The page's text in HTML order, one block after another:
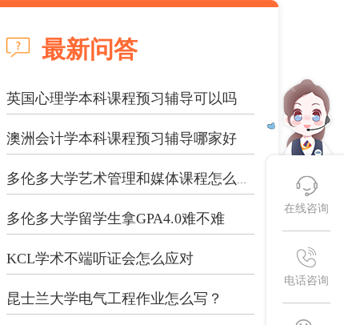
最新问答
英国心理学本科课程预习辅导可以吗
澳洲会计学本科课程预习辅导哪家好
多伦多大学艺术管理和媒体课程怎么预习...
多伦多大学留学生拿GPA4.0难不难
KCL学术不端听证会怎么应对
昆士兰大学电气工程作业怎么写？
在线咨询
电话咨询